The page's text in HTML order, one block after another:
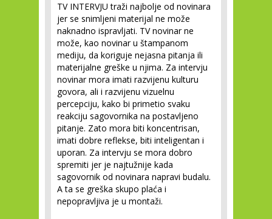
TV INTERVJU traži najbolje od novinara
jer se snimljeni materijal ne može
naknadno ispravljati. TV novinar ne
može, kao novinar u štampanom
mediju, da koriguje nejasna pitanja ili
materijalne greške u njima. Za intervju
novinar mora imati razvijenu kulturu
govora, ali i razvijenu vizuelnu
percepciju, kako bi primetio svaku
reakciju sagovornika na postavljeno
pitanje. Zato mora biti koncentrisan,
imati dobre reflekse, biti inteligentan i
uporan. Za intervju se mora dobro
spremiti jer je najtužnije kada
sagovornik od novinara napravi budalu.
A ta se greška skupo plaća i
nepopravljiva je u montaži.